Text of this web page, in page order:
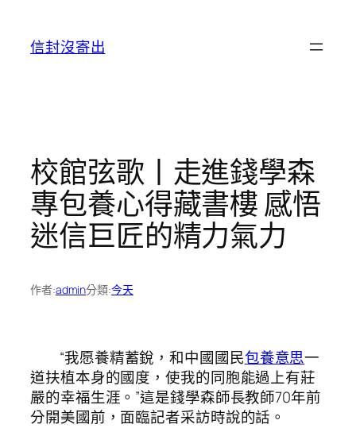
信封沒寄出
校館弦歌丨走進錢學森
專包養心得藏書樓 感悟
迷信巨匠的精力氣力
作者:admin分類:今天
“我愿養精蓄銳，和中國國民包養意思一
道扶植本身的國度，使我的同胞能過上有莊
嚴的幸福生涯。”這是錢學森師長教師70年前
分開美國前，面臨記者采訪時說的話。